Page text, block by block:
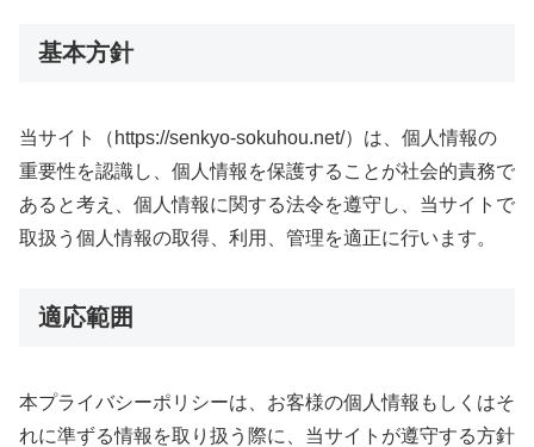
基本方針
当サイト（https://senkyo-sokuhou.net/）は、個人情報の
重要性を認識し、個人情報を保護することが社会的責務で
あると考え、個人情報に関する法令を遵守し、当サイトで
取扱う個人情報の取得、利用、管理を適正に行います。
適応範囲
本プライバシーポリシーは、お客様の個人情報もしくはそ
れに準ずる情報を取り扱う際に、当サイトが遵守する方針